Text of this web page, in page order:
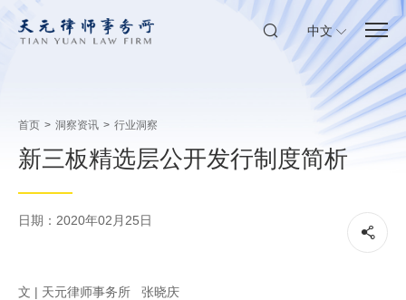
中文
首页 > 洞察资讯 > 行业洞察
新三板精选层公开发行制度简析
日期：2020年02月25日
文 | 天元律师事务所 张晓庆